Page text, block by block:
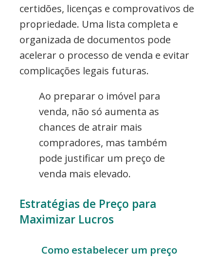
certidões, licenças e comprovativos de
propriedade. Uma lista completa e
organizada de documentos pode
acelerar o processo de venda e evitar
complicações legais futuras.
Ao preparar o imóvel para
venda, não só aumenta as
chances de atrair mais
compradores, mas também
pode justificar um preço de
venda mais elevado.
Estratégias de Preço para
Maximizar Lucros
Como estabelecer um preço